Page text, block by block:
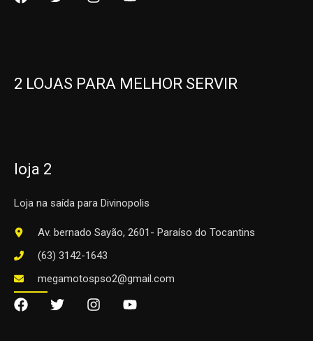
2 LOJAS PARA MELHOR SERVIR
loja 2
Loja na saída para Divinopolis
Av. bernado Sayão, 2601- Paraíso do Tocantins
(63) 3142-1643
megamotospso2@gmail.com